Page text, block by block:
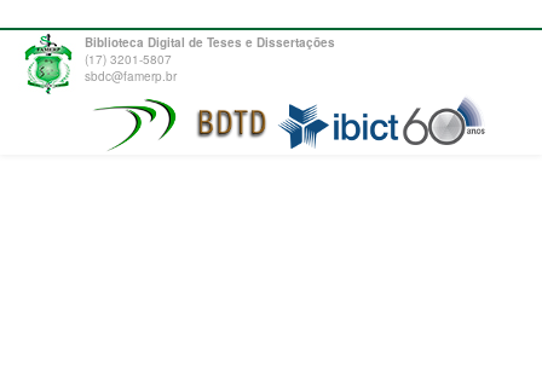
Biblioteca Digital de Teses e Dissertações
(17) 3201-5807
sbdc@famerp.br